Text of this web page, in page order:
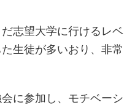
志望大学に行けるレベ
生徒が多いおり、非常
に参加し、モチベーシ